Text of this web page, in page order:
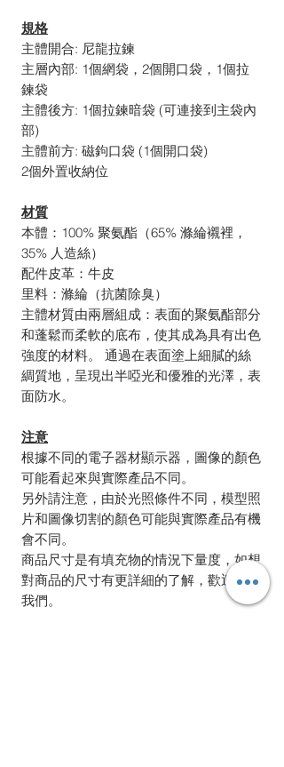
規格
主體開合: 尼龍拉鍊
主層內部: 1個網袋，2個開口袋，1個拉
鍊袋
主體後方: 1個拉鍊暗袋 (可連接到主袋內
部)
主體前方: 磁鉤口袋 (1個開口袋)
2個外置收納位
材質
本體：100% 聚氨酯（65% 滌綸襯裡，
35% 人造絲）
配件皮革：牛皮
里料：滌綸（抗菌除臭）
主體材質由兩層組成：表面的聚氨酯部分
和蓬鬆而柔軟的底布，使其成為具有出色
強度的材料。 通過在表面塗上細膩的絲
綢質地，呈現出半啞光和優雅的光澤，表
面防水。
注意
根據不同的電子器材顯示器，圖像的顏色
可能看起來與實際產品不同。
另外請注意，由於光照條件不同，模型照
片和圖像切割的顏色可能與實際產品有機
會不同。
商品尺寸是有填充物的情況下量度，如想
對商品的尺寸有更詳細的了解，歡迎聯絡
我們。